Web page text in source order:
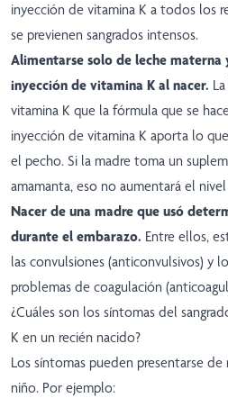
inyección de vitamina K a todos los
se previenen sangrados intensos.
Alimentarse solo de leche materna
inyección de vitamina K al nacer.
vitamina K que la fórmula que se
inyección de vitamina K aporta lo
el pecho. Si la madre toma un
amamanta, eso no aumentará el
Nacer de una madre que usó
durante el embarazo. Entre ellos,
las convulsiones (anticonvulsivos) y
problemas de coagulación
¿Cuáles son los síntomas del
K en un recién nacido?
Los síntomas pueden presentarse
niño. Por ejemplo: